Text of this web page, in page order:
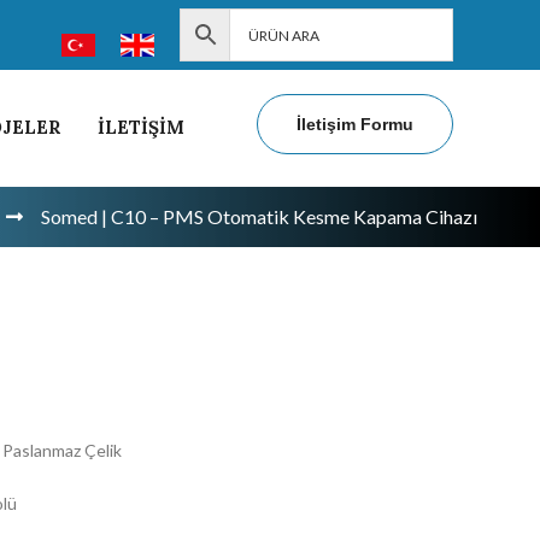
İLETİŞİM İletişim Formu
Somed | C10 – PMS Otomatik Kesme Kapama Cihazı
Çelik